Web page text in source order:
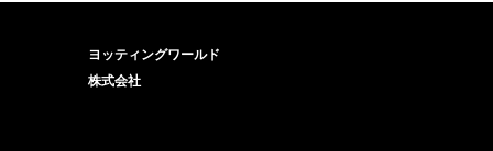
ヨッティングワールド
株式会社